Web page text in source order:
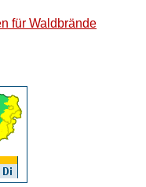
für Waldbrände